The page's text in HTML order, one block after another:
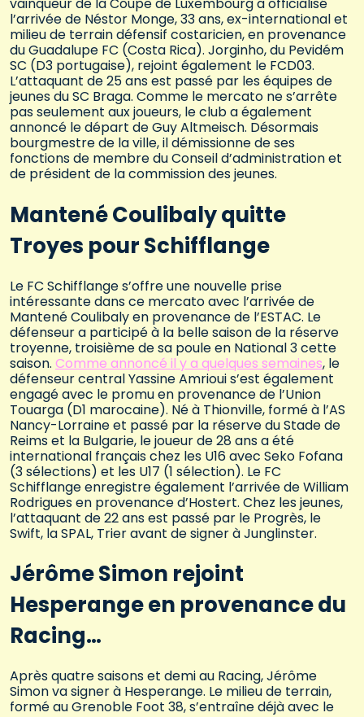
vainqueur de la Coupe de Luxembourg a officialisé
l’arrivée de Néstor Monge, 33 ans, ex-international et
milieu de terrain défensif costaricien, en provenance
du Guadalupe FC (Costa Rica). Jorginho, du Pevidém
SC (D3 portugaise), rejoint également le FCD03.
L’attaquant de 25 ans est passé par les équipes de
jeunes du SC Braga. Comme le mercato ne s’arrête
pas seulement aux joueurs, le club a également
annoncé le départ de Guy Altmeisch. Désormais
bourgmestre de la ville, il démissionne de ses
fonctions de membre du Conseil d’administration et
de président de la commission des jeunes.
Mantené Coulibaly quitte
Troyes pour Schifflange
Le FC Schifflange s’offre une nouvelle prise
intéressante dans ce mercato avec l’arrivée de
Mantené Coulibaly en provenance de l’ESTAC. Le
défenseur a participé à la belle saison de la réserve
troyenne, troisième de sa poule en National 3 cette
saison. Comme annoncé il y a quelques semaines, le
défenseur central Yassine Amrioui s’est également
engagé avec le promu en provenance de l’Union
Touarga (D1 marocaine). Né à Thionville, formé à l’AS
Nancy-Lorraine et passé par la réserve du Stade de
Reims et la Bulgarie, le joueur de 28 ans a été
international français chez les U16 avec Seko Fofana
(3 sélections) et les U17 (1 sélection). Le FC
Schifflange enregistre également l’arrivée de William
Rodrigues en provenance d’Hostert. Chez les jeunes,
l’attaquant de 22 ans est passé par le Progrès, le
Swift, la SPAL, Trier avant de signer à Junglinster.
Jérôme Simon rejoint
Hesperange en provenance du
Racing…
Après quatre saisons et demi au Racing, Jérôme
Simon va signer à Hesperange. Le milieu de terrain,
formé au Grenoble Foot 38, s’entraîne déjà avec le